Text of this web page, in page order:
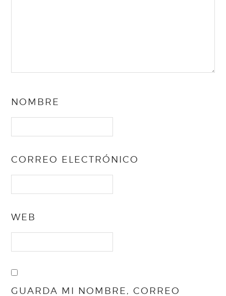
NOMBRE
CORREO ELECTRÓNICO
WEB
GUARDA MI NOMBRE, CORREO